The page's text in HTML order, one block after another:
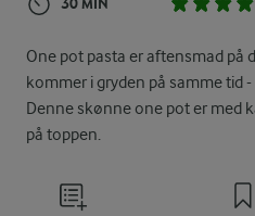
30 MIN
One pot pasta er aftensmad på
kommer i gryden på samme tid
Denne skønne one pot er med
på toppen.